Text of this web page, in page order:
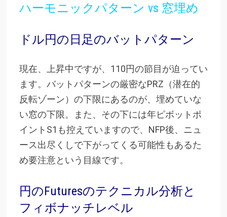
ハーモニックパターン vs 窓埋め
ドル円の日足のバットパターン
現在、上昇中ですが、110円の節目が迫ってい
ます。バットパターンの厳密なPRZ（潜在的
反転ゾーン）の下限にあるのが、埋めていな
い窓の下限。また、その下には年ピボットポ
イントS1も控えていますので、NFP後、ニュ
ース出尽くしで下がってくる可能性もあるた
め要注意という目線です。
円のFuturesのテクニカル分析と
フィボナッチレベル